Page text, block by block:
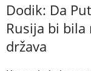
Dodik: Da
Rusija bi
država